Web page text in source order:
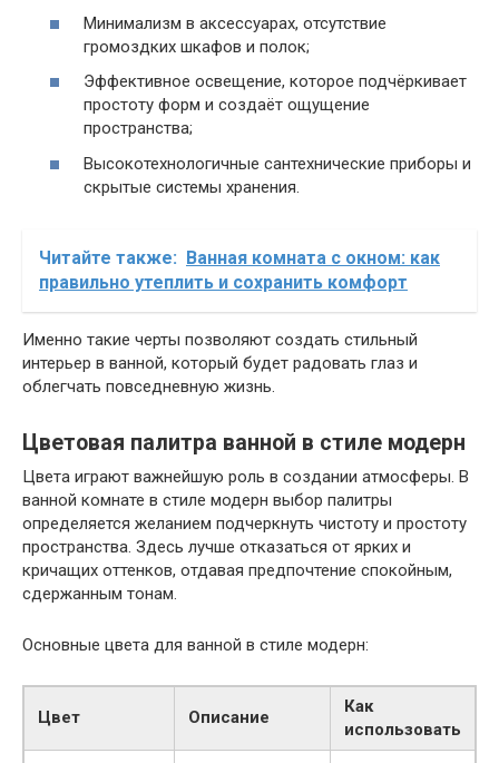
Минимализм в аксессуарах, отсутствие
громоздких шкафов и полок;
Эффективное освещение, которое подчёркивает
простоту форм и создаёт ощущение
пространства;
Высокотехнологичные сантехнические приборы и
скрытые системы хранения.
Читайте также: Ванная комната с окном: как
правильно утеплить и сохранить комфорт
Именно такие черты позволяют создать стильный
интерьер в ванной, который будет радовать глаз и
облегчать повседневную жизнь.
Цветовая палитра ванной в стиле модерн
Цвета играют важнейшую роль в создании атмосферы. В
ванной комнате в стиле модерн выбор палитры
определяется желанием подчеркнуть чистоту и простоту
пространства. Здесь лучше отказаться от ярких и
кричащих оттенков, отдавая предпочтение спокойным,
сдержанным тонам.
Основные цвета для ванной в стиле модерн:
Цвет Описание
Как
использовать